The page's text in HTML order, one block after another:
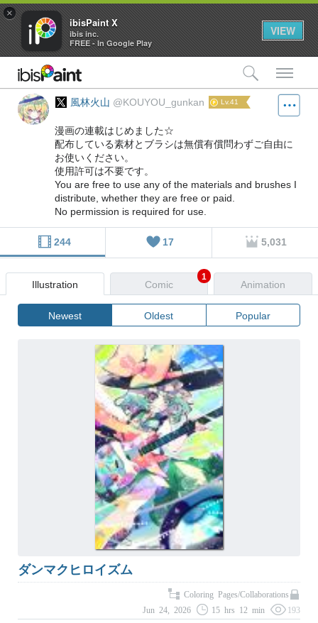
×
ibisPaint X
ibis inc.
FREE - In Google Play
VIEW
風林火山 @KOUYOU_gunkan Lv.41
漫画の連載はじめました☆
配布している素材とブラシは無償有償問わずご自由に
お使いください。
使用許可は不要です。
You are free to use any of the materials and brushes I
distribute, whether they are free or paid.
No permission is required for use.
244 17 5,031
Illustration Comic
1
Animation
Newest Oldest Popular
ダンマクヒロイズム
Coloring Pages/Collaborations
Jun 24, 2026
15 hrs 12 min 193